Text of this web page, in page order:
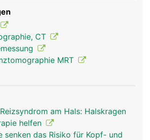
CT
MRT
am Hals: Halskragen
helfen
senken das Risiko für Kopf- und